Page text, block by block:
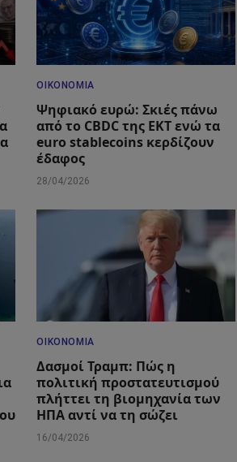
ΟΙΚΟΝΟΜΊΑ
Ψηφιακό ευρώ: Σκιές πάνω
από το CBDC της ΕΚΤ ενώ τα
euro stablecoins κερδίζουν
έδαφος
28/04/2026
ΟΙΚΟΝΟΜΊΑ
Δασμοί Τραμπ: Πώς η
πολιτική προστατευτισμού
πλήττει τη βιομηχανία των
ΗΠΑ αντί να τη σώζει
16/04/2026